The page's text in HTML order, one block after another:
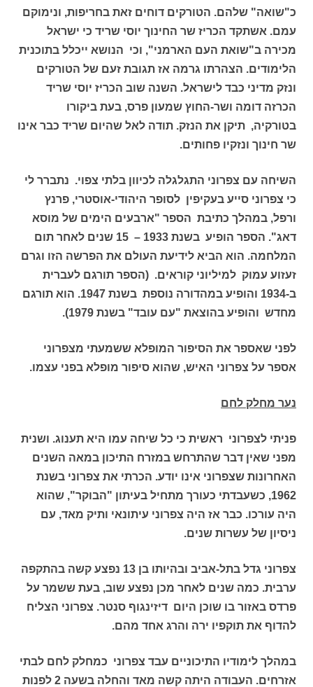
כ"שואה" שלהם. הטורקים דוחים זאת בחריפות, ונימוקם
עמם. אשתקד הכריז שר החינוך יוסי שריד כי ישראל
מכירה ב"שואת העם הארמני", וכי הנושא ייכלל בתוכנית
הלימודים. הצהרתו גרמה אז תגובת זעם של הטורקים
ונזק מדיני כבד לישראל. השנה שוב הכריז יוסי שריד
הכרזה דומה ושר-החוץ שמעון פרס, בעת ביקורו
בטורקיה, תיקן את הנזק. תודה לאל שהיום שריד כבר אינו
שר חינוך ונזקיו פחותים.
השיחה עם צפרוני התגלגלה לכיוון בלתי צפוי. נתברר לי
כי צפרוני סייע בעקיפין לסופר היהודי-אוסטרי, פרנץ
ורפל, במהלך כתיבת הספר "ארבעים הימים של מוסא
דאג". הספר הופיע בשנת 1933 – 15 שנים לאחר תום
המלחמה. הוא הביא לידיעת העולם את הפרשה הזו וגרם
זעזוע עמוק למיליוני קוראים. (הספר תורגם לעברית
ב-1934 והופיע במהדורה נוספת בשנת 1947. הוא תורגם
מחדש והופיע בהוצאת "עם עובד" בשנת 1979).
לפני שאספר את הסיפור המופלא ששמעתי מצפרוני
אספר על צפרוני האיש, שהוא סיפור מופלא בפני עצמו.
נער מחלק לחם
פניתי לצפרוני ראשית כי כל שיחה עמו היא תענוג. ושנית
מפני שאין דבר שהתרחש במזרח התיכון במאה השנים
האחרונות שצפרוני אינו יודע. הכרתי את צפרוני בשנת
1962, כשעבדתי כעורך מתחיל בעיתון "הבוקר", שהוא
היה עורכו. כבר אז היה צפרוני עיתונאי ותיק מאד, עם
ניסיון של עשרות שנים.
צפרוני גדל בתל-אביב ובהיותו בן 13 נפצע קשה בהתקפה
ערבית. כמה שנים לאחר מכן נפצע שוב, בעת ששמר על
פרדס באזור בו שוכן היום דיזינגוף סנטר. צפרוני הצליח
להדוף את תוקפיו ירה והרג אחד מהם.
במהלך לימודיו התיכוניים עבד צפרוני כמחלק לחם לבתי
אזרחים. העבודה היתה קשה מאד והחלה בשעה 2 לפנות